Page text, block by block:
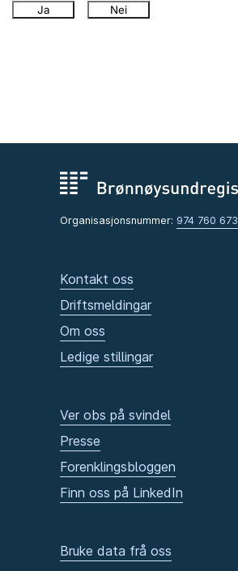
Ja Nei
Organisasjonsnummer: 974 760 673
Kontakt oss
Driftsmeldingar
Om oss
Ledige stillingar
Ver obs på svindel
Presse
Forenklingsbloggen
Finn oss på LinkedIn
Bruke data frå oss